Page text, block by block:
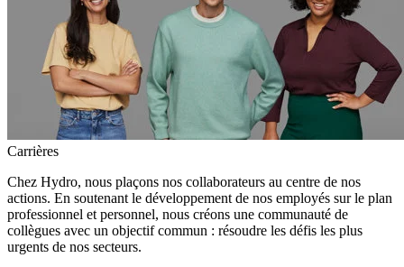
Carrières
Chez Hydro, nous plaçons nos collaborateurs au centre de nos
actions. En soutenant le développement de nos employés sur le plan
professionnel et personnel, nous créons une communauté de
collègues avec un objectif commun : résoudre les défis les plus
urgents de nos secteurs.